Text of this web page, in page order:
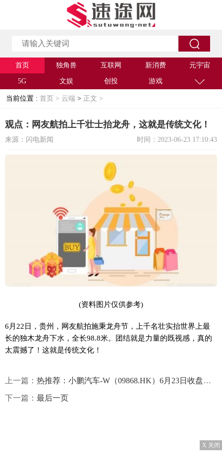
首页 独角兽 互联网 新消费 元宇宙
5G 文娱 创投 游戏
当前位置 : 首页 > 云端 > 正文 >
观点：网友航拍上千壮士抬龙舟，这就是传统文化！
来源：闪电新闻 时间：2023-06-23 17:10:43
(资料图片仅供参考)
6月22日，贵州，网友航拍施秉龙舟节，上千名壮实抬世界上最
长的独木龙舟下水，全长98.8米。团结就是力量的既视感，真的
太震撼了！这就是传统文化！
上一篇： 热推荐：小鹏汽车-W（09868.HK）6月23日收盘跌8.97%，主力资金净流入106.55万港元
下一篇： 最后一页
X 关闭